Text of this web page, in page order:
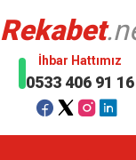
Rekabet
İhbar Hattımız
0533 406 91 16